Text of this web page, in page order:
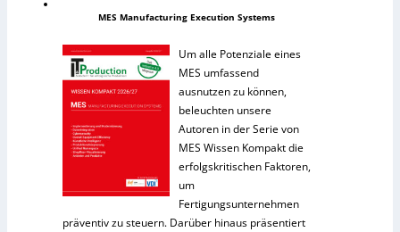
MES Manufacturing Execution Systems
Um alle Potenziale eines
MES umfassend
ausnutzen zu können,
beleuchten unsere
Autoren in der Serie von
MES Wissen Kompakt die
erfolgskritischen Faktoren,
um
Fertigungsunternehmen
präventiv zu steuern. Darüber hinaus präsentiert